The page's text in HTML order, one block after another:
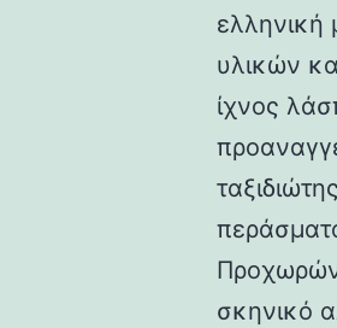
ελληνική
υλικών
ίχνος
σκηνικό